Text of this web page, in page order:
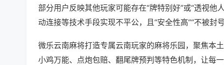
部分用户反映其他玩家可能存在“牌特别好”或“透视他
动连接等技术手段实现不平公，且“安全性高”“不被封号
微乐云南麻将打造专属云南玩家的麻将乐园，聚焦本
小鸡万能、点炮包赔、翻尾牌预判等特色机制，让每